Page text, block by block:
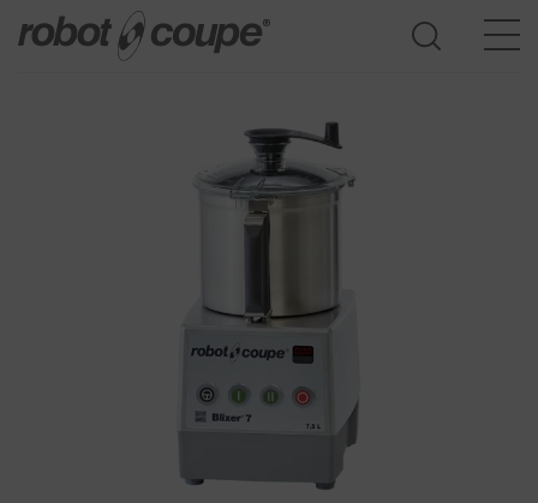
Consulte la guía de selección